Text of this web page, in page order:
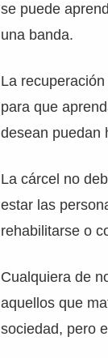
se puede
una banda.
La
para que
desean puedan
La cárcel no
estar las
rehabilitarse o
Cualquiera de
aquellos que
sociedad, pero